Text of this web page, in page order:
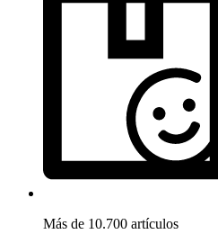
Más de 10.700 artículos